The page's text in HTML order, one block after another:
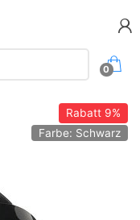
0
Rabatt9%
Farbe: Schwarz